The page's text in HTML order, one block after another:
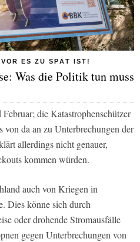
ES ZU SPÄT IST!
Was die Politik tun muss
die Katastrophenschützer
von da an zu Unterbrechungen der
allerdings nicht genauer,
kommen würden.
auch von Kriegen in
Dies könne sich durch
oder drohende Stromausfälle
gegen Unterbrechungen von